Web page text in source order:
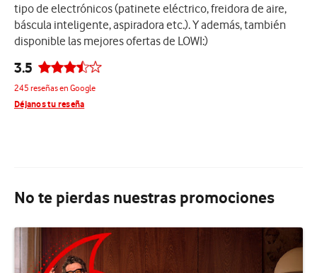
tipo de electrónicos (patinete eléctrico, freidora de aire,
báscula inteligente, aspiradora etc.). Y además, también
disponible las mejores ofertas de LOWI:)
3.5
245 reseñas en Google
Déjanos tu reseña
No te pierdas nuestras promociones